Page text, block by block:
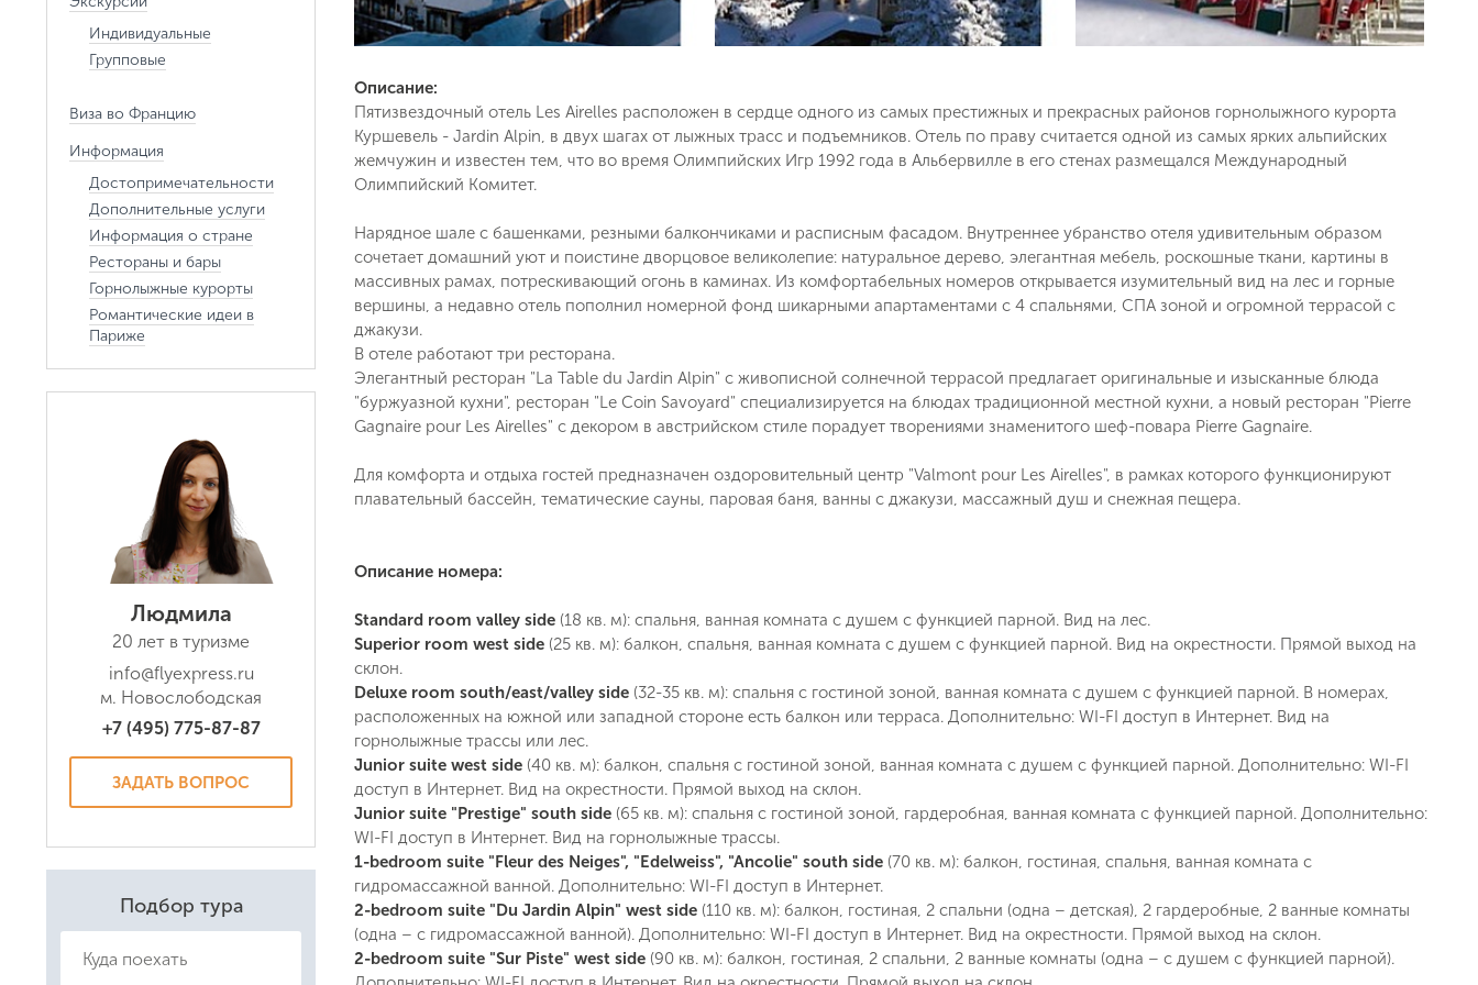
Наш менеджер свяжется с вами
Телефон
Позвоните мне
о снижении цены на туры по
выбранным критериям
Как Вас зовут?
Email
Подписаться
Индивидуальные
Групповые
Виза во Францию
Информация
Достопримечательности
Дополнительные услуги
Информация о стране
Рестораны и бары
Горнолыжные курорты
Романтические идеи в
Париже
Людмила
20 лет в туризме
info@flyexpress.ru
м. Новослободская
+7 (495) 775-87-87
ЗАДАТЬ ВОПРОС
Вопрос к менеджеру Людмила
Отправить заявку
Даю согласие на обработку персональных данных в соответствии с
Политикой обработки персональных данных .
Подбор тура
Описание:
Пятизвездочный отель Les Airelles расположен в сердце одного из самых престижных и прекрасных районов горнолыжного курорта
Куршевель - Jardin Alpin, в двух шагах от лыжных трасс и подъемников. Отель по праву считается одной из самых ярких альпийских
жемчужин и известен тем, что во время Олимпийских Игр 1992 года в Альбервилле в его стенах размещался Международный
Олимпийский Комитет.
Нарядное шале с башенками, резными балкончиками и расписным фасадом. Внутреннее убранство отеля удивительным образом
сочетает домашний уют и поистине дворцовое великолепие: натуральное дерево, элегантная мебель, роскошные ткани, картины в
массивных рамах, потрескивающий огонь в каминах. Из комфортабельных номеров открывается изумительный вид на лес и горные
вершины, а недавно отель пополнил номерной фонд шикарными апартаментами с 4 спальнями, СПА зоной и огромной террасой с
джакузи.
В отеле работают три ресторана.
Элегантный ресторан "La Table du Jardin Alpin" с живописной солнечной террасой предлагает оригинальные и изысканные блюда
"буржуазной кухни", ресторан "Le Coin Savoyard" специализируется на блюдах традиционной местной кухни, а новый ресторан "Pierre
Gagnaire pour Les Airelles" с декором в австрийском стиле порадует творениями знаменитого шеф-повара Pierre Gagnaire.
Для комфорта и отдыха гостей предназначен оздоровительный центр "Valmont pour Les Airelles", в рамках которого функционируют
плавательный бассейн, тематические сауны, паровая баня, ванны с джакузи, массажный душ и снежная пещера.
Описание номера:
Standard room valley side (18 кв. м): спальня, ванная комната с душем с функцией парной. Вид на лес.
Superior room west side (25 кв. м): балкон, спальня, ванная комната с душем с функцией парной. Вид на окрестности. Прямой выход на
склон.
Deluxe room south/east/valley side (32-35 кв. м): спальня с гостиной зоной, ванная комната с душем с функцией парной. В номерах,
расположенных на южной или западной стороне есть балкон или терраса. Дополнительно: WI-FI доступ в Интернет. Вид на
горнолыжные трассы или лес.
Junior suite west side (40 кв. м): балкон, спальня с гостиной зоной, ванная комната с душем с функцией парной. Дополнительно: WI-FI
доступ в Интернет. Вид на окрестности. Прямой выход на склон.
Junior suite "Prestige" south side (65 кв. м): спальня с гостиной зоной, гардеробная, ванная комната с функцией парной. Дополнительно:
WI-FI доступ в Интернет. Вид на горнолыжные трассы.
1-bedroom suite "Fleur des Neiges", "Edelweiss", "Ancolie" south side (70 кв. м): балкон, гостиная, спальня, ванная комната с
гидромассажной ванной. Дополнительно: WI-FI доступ в Интернет.
2-bedroom suite "Du Jardin Alpin" west side (110 кв. м): балкон, гостиная, 2 спальни (одна – детская), 2 гардеробные, 2 ванные комнаты
(одна – с гидромассажной ванной). Дополнительно: WI-FI доступ в Интернет. Вид на окрестности. Прямой выход на склон.
2-bedroom suite "Sur Piste" west side (90 кв. м): балкон, гостиная, 2 спальни, 2 ванные комнаты (одна – с душем с функцией парной).